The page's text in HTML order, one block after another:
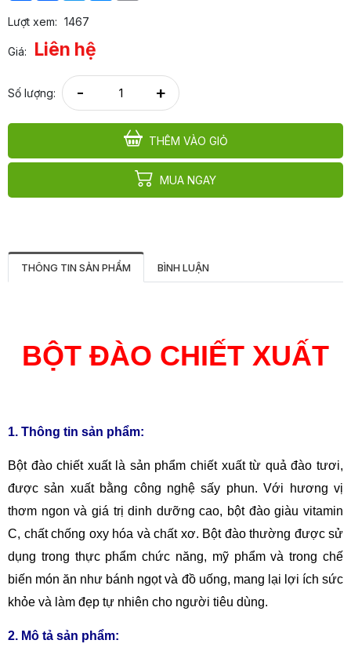
Lượt xem: 1467
Giá: Liên hệ
Số lượng: - +
THÊM VÀO GIỎ
MUA NGAY
THÔNG TIN SẢN PHẨM BÌNH LUẬN
BỘT ĐÀO CHIẾT XUẤT
1. Thông tin sản phẩm:
Bột đào chiết xuất là sản phẩm chiết xuất từ quả đào tươi,
được sản xuất bằng công nghệ sấy phun. Với hương vị
thơm ngon và giá trị dinh dưỡng cao, bột đào giàu vitamin
C, chất chống oxy hóa và chất xơ. Bột đào thường được sử
dụng trong thực phẩm chức năng, mỹ phẩm và trong chế
biến món ăn như bánh ngọt và đồ uống, mang lại lợi ích sức
khỏe và làm đẹp tự nhiên cho người tiêu dùng.
2. Mô tả sản phẩm: